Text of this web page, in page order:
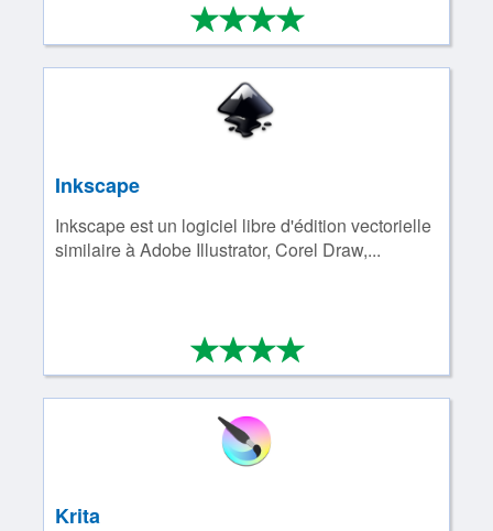
****
4/4
Inkscape
Inkscape est un logiciel libre d'édition vectorielle
similaire à Adobe Illustrator, Corel Draw,...
****
4/4
Krita